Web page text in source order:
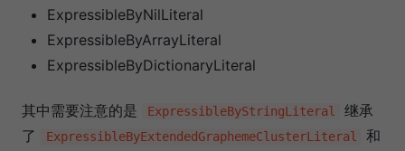
ExpressibleByNilLiteral
ExpressibleByArrayLiteral
ExpressibleByDictionaryLiteral
其中需要注意的是 ExpressibleByStringLiteral
继承
了
ExpressibleByExtendedGraphemeClusterLiteral 和